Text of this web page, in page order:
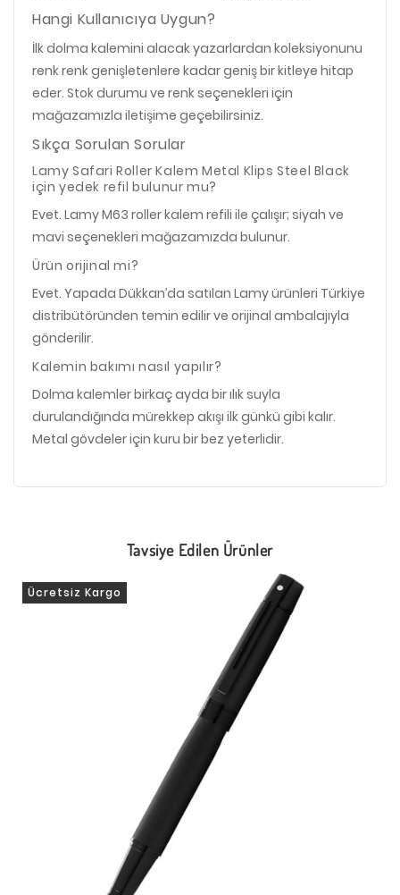
Hangi Kullanıcıya Uygun?
İlk dolma kalemini alacak yazarlardan koleksiyonunu
renk renk genişletenlere kadar geniş bir kitleye hitap
eder. Stok durumu ve renk seçenekleri için
mağazamızla iletişime geçebilirsiniz.
Sıkça Sorulan Sorular
Lamy Safari Roller Kalem Metal Klips Steel Black
için yedek refil bulunur mu?
Evet. Lamy M63 roller kalem refili ile çalışır; siyah ve
mavi seçenekleri mağazamızda bulunur.
Ürün orijinal mi?
Evet. Yapada Dükkan’da satılan Lamy ürünleri Türkiye
distribütöründen temin edilir ve orijinal ambalajıyla
gönderilir.
Kalemin bakımı nasıl yapılır?
Dolma kalemler birkaç ayda bir ılık suyla
durulandığında mürekkep akışı ilk günkü gibi kalır.
Metal gövdeler için kuru bir bez yeterlidir.
Tavsiye Edilen Ürünler
Ücretsiz Kargo